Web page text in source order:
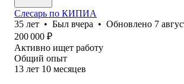
Слесарь по КИПИА
35 лет • Был вчера • Обновлено 7
200 000 ₽
Активно ищет работу
Общий опыт
13 лет 10 месяцев